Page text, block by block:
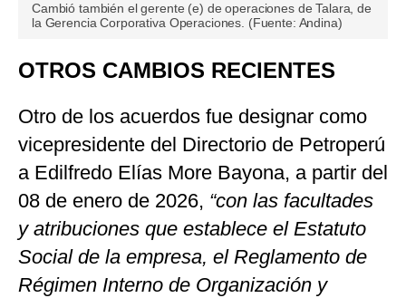
Cambió también el gerente (e) de operaciones de Talara, de
la Gerencia Corporativa Operaciones. (Fuente: Andina)
OTROS CAMBIOS RECIENTES
Otro de los acuerdos fue designar como
vicepresidente del Directorio de Petroperú
a Edilfredo Elías More Bayona, a partir del
08 de enero de 2026, “con las facultades
y atribuciones que establece el Estatuto
Social de la empresa, el Reglamento de
Régimen Interno de Organización y